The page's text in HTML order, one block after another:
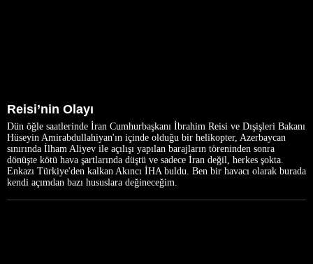
Reisi’nin Olayı
Dün öğle saatlerinde İran Cumhurbaşkanı İbrahim Reisi ve Dışişleri Bakanı
Hüseyin Amirabdullahiyan'ın içinde olduğu bir helikopter, Azerbaycan
sınırında İlham Aliyev ile açılışı yapılan barajların töreninden sonra
dönüşte kötü hava şartlarında düştü ve sadece İran değil, herkes şokta.
Enkazı Türkiye'den kalkan Akıncı İHA buldu. Ben bir havacı olarak burada
kendi açımdan bazı hususlara değineceğim.